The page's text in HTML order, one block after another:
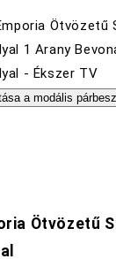
a modális
Ötvözetű